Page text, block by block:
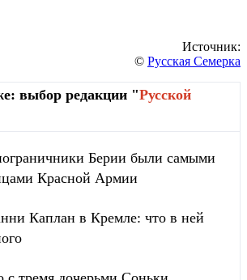
Источник:
© Русская Семерка
выбор редакции "Русской
Берии были самыми
Красной Армии
Каплан в Кремле: что в ней